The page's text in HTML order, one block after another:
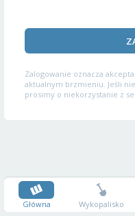
Zalogowanie oznacza
aktualnym brzmieniu. Jeśli
prosimy o niekorzystanie z
Główna Wykopalisko